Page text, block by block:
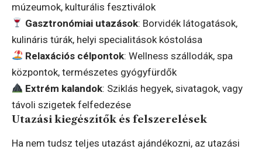
múzeumok, kulturális fesztiválok
Gasztronómiai utazások: Borvidék látogatások,
kulináris túrák, helyi specialitások kóstolása
Relaxációs célpontok: Wellness szállodák, spa
központok, természetes gyógyfürdők
Extrém kalandok: Sziklás hegyek, sivatagok, vagy
távoli szigetek felfedezése
Utazási kiegészítők és felszerelések
Ha nem tudsz teljes utazást ajándékozni, az utazási